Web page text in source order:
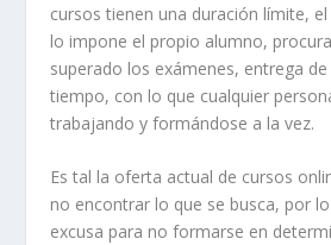
cursos tienen una duración límite,
lo impone el propio alumno,
superado los exámenes, entrega
tiempo, con lo que cualquier
trabajando y formándose a la vez.
Es tal la oferta actual de cursos
no encontrar lo que se busca, por
excusa para no formarse en